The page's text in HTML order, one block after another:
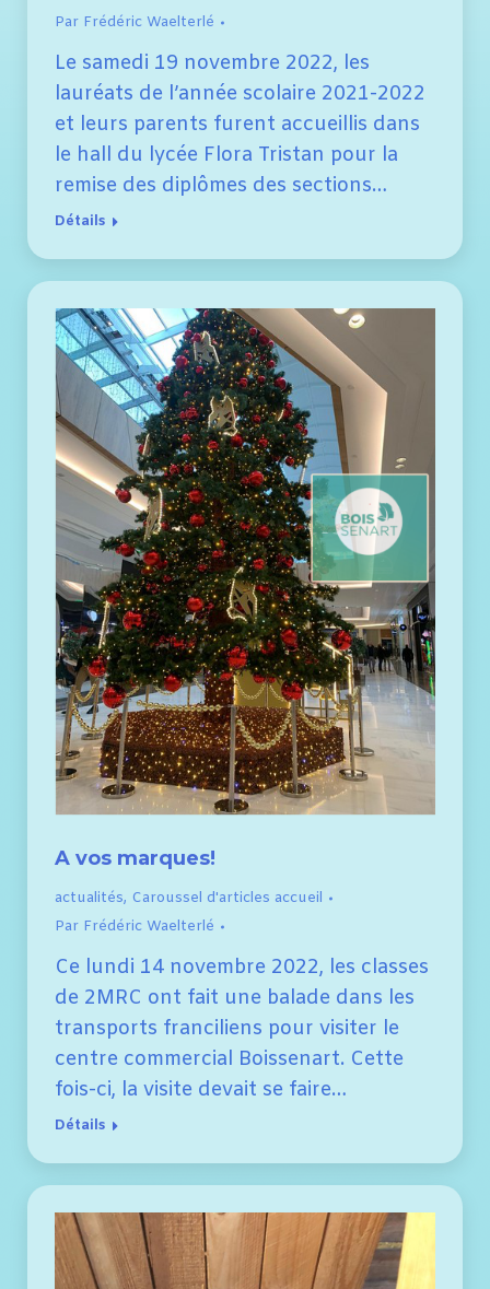
Par Frédéric Waelterlé
Le samedi 19 novembre 2022, les
lauréats de l’année scolaire 2021-2022
et leurs parents furent accueillis dans
le hall du lycée Flora Tristan pour la
remise des diplômes des sections…
Détails
A vos marques!
actualités, Caroussel d'articles accueil
Par Frédéric Waelterlé
Ce lundi 14 novembre 2022, les classes
de 2MRC ont fait une balade dans les
transports franciliens pour visiter le
centre commercial Boissenart. Cette
fois-ci, la visite devait se faire…
Détails